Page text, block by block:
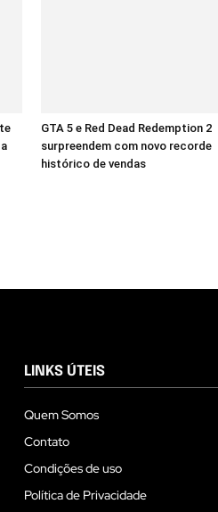
GTA 5 e Red Dead Redemption 2
surpreendem com novo recorde
histórico de vendas
LINKS ÚTEIS
Quem Somos
Contato
Condições de uso
Política de Privacidade